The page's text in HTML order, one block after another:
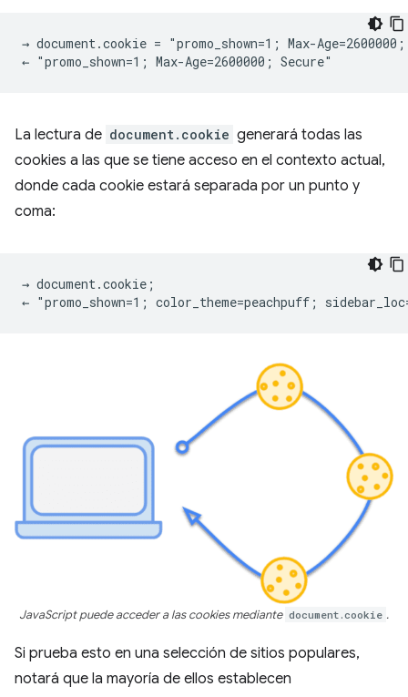
→ document.cookie = "promo_shown=1; Max-
La lectura de document.cookie generará todas las
cookies a las que se tiene acceso en el contexto actual,
donde cada cookie estará separada por un punto y
coma:
→ document.cookie;
JavaScript puede acceder a las cookies mediante document.cookie .
Si prueba esto en una selección de sitios populares,
notará que la mayoría de ellos establecen